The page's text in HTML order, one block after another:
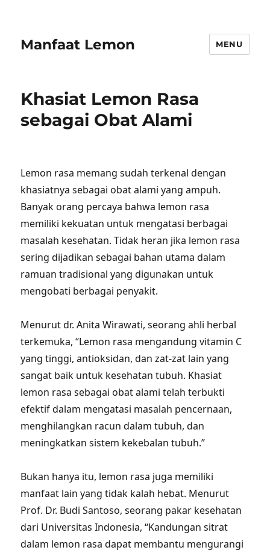
Manfaat Lemon MENU
Khasiat Lemon Rasa
sebagai Obat Alami
Lemon rasa memang sudah terkenal dengan
khasiatnya sebagai obat alami yang ampuh.
Banyak orang percaya bahwa lemon rasa
memiliki kekuatan untuk mengatasi berbagai
masalah kesehatan. Tidak heran jika lemon rasa
sering dijadikan sebagai bahan utama dalam
ramuan tradisional yang digunakan untuk
mengobati berbagai penyakit.
Menurut dr. Anita Wirawati, seorang ahli herbal
terkemuka, “Lemon rasa mengandung vitamin C
yang tinggi, antioksidan, dan zat-zat lain yang
sangat baik untuk kesehatan tubuh. Khasiat
lemon rasa sebagai obat alami telah terbukti
efektif dalam mengatasi masalah pencernaan,
menghilangkan racun dalam tubuh, dan
meningkatkan sistem kekebalan tubuh.”
Bukan hanya itu, lemon rasa juga memiliki
manfaat lain yang tidak kalah hebat. Menurut
Prof. Dr. Budi Santoso, seorang pakar kesehatan
dari Universitas Indonesia, “Kandungan sitrat
dalam lemon rasa dapat membantu mengurangi